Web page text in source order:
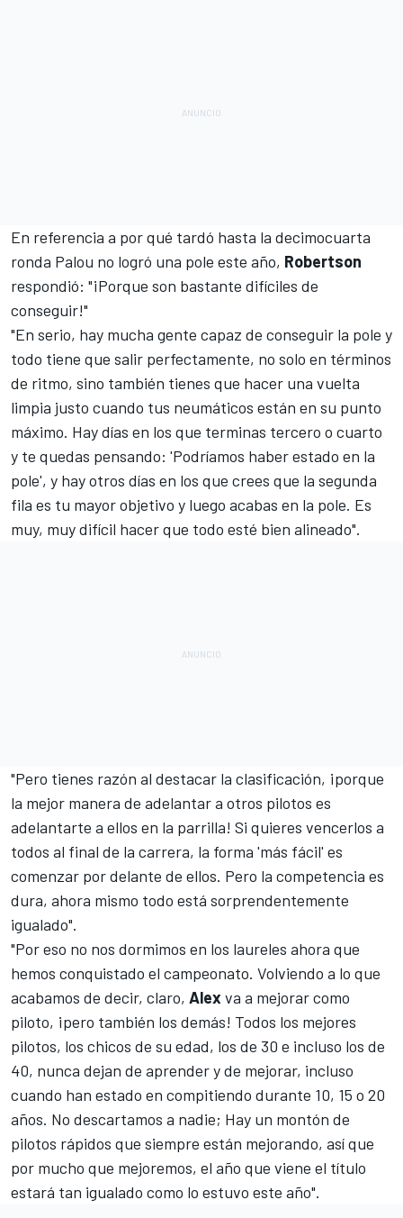
En referencia a por qué tardó hasta la decimocuarta
ronda Palou no logró una pole este año, Robertson
respondió: "¡Porque son bastante difíciles de
conseguir!"
"En serio, hay mucha gente capaz de conseguir la pole y
todo tiene que salir perfectamente, no solo en términos
de ritmo, sino también tienes que hacer una vuelta
limpia justo cuando tus neumáticos están en su punto
máximo. Hay días en los que terminas tercero o cuarto
y te quedas pensando: 'Podríamos haber estado en la
pole', y hay otros días en los que crees que la segunda
fila es tu mayor objetivo y luego acabas en la pole. Es
muy, muy difícil hacer que todo esté bien alineado".
"Pero tienes razón al destacar la clasificación, ¡porque
la mejor manera de adelantar a otros pilotos es
adelantarte a ellos en la parrilla! Si quieres vencerlos a
todos al final de la carrera, la forma 'más fácil' es
comenzar por delante de ellos. Pero la competencia es
dura, ahora mismo todo está sorprendentemente
igualado".
"Por eso no nos dormimos en los laureles ahora que
hemos conquistado el campeonato. Volviendo a lo que
acabamos de decir, claro, Alexva a mejorar como
piloto, ¡pero también los demás! Todos los mejores
pilotos, los chicos de su edad, los de 30 e incluso los de
40, nunca dejan de aprender y de mejorar, incluso
cuando han estado en compitiendo durante 10, 15 o 20
años. No descartamos a nadie; Hay un montón de
pilotos rápidos que siempre están mejorando, así que
por mucho que mejoremos, el año que viene el título
estará tan igualado como lo estuvo este año".